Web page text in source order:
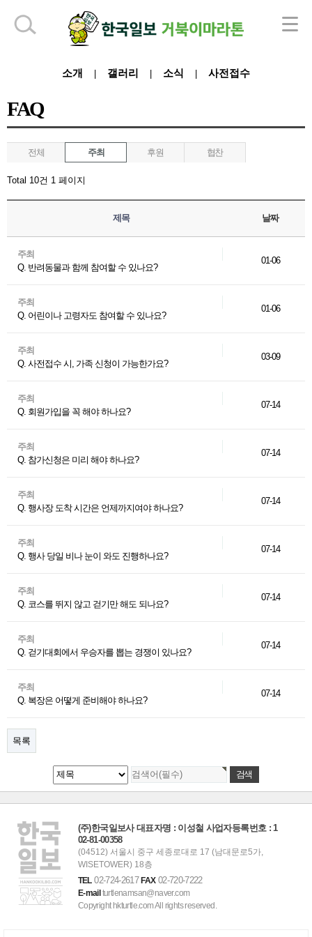
소개 갤러리 소식 사전접수
FAQ
전체 주최 후원 협찬
Total 10건 1 페이지
제목 날짜
주최
Q. 반려동물과 함께 참여할 수 있나요?
01-06
주최
Q. 어린이나 고령자도 참여할 수 있나요?
01-06
주최
Q. 사전접수 시, 가족 신청이 가능한가요?
03-09
주최
Q. 회원가입을 꼭 해야 하나요?
07-14
주최
Q. 참가신청은 미리 해야 하나요?
07-14
주최
Q. 행사장 도착 시간은 언제까지여야 하나요?
07-14
주최
Q. 행사 당일 비나 눈이 와도 진행하나요?
07-14
주최
Q. 코스를 뛰지 않고 걷기만 해도 되나요?
07-14
주최
Q. 걷기대회에서 우승자를 뽑는 경쟁이 있나요?
07-14
주최
Q. 복장은 어떻게 준비해야 하나요?
07-14
목록
하단 영역
(주)한국일보사 대표자명 : 이성철 사업자등록번호 : 1
02-81-00358
(04512) 서울시 중구 세종로대로 17 (남대문로5가,
WISETOWER) 18층
TEL02-724-2617FAX02-720-7222
E-mailturtlenamsan@naver.com
Copyright hkturtle.com All rights reserved.